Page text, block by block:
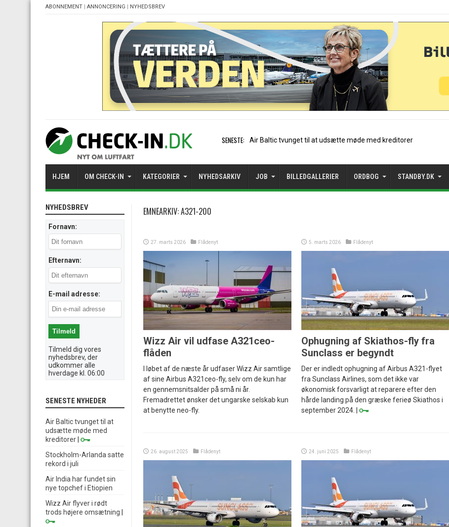
ABONNEMENT | ANNONCERING | NYHEDSBREV
SENESTE: Stockholm-Arlanda satte rekord i jul
HJEM OM CHECK-IN KATEGORIER NYHEDSARKIV JOB BILLEDGALLERIER ORDBOG STANDBY.DK
EMNEARKIV:A321-200
27. marts 2026 Flådenyt
Wizz Air vil udfase A321ceo-
flåden
I løbet af de næste år udfaser Wizz Air samtlige
af sine Airbus A321ceo-fly, selv om de kun har
en gennemsnitsalder på små ni år.
Fremadrettet ønsker det ungarske selskab kun
at benytte neo-fly.
5. marts 2026 Flådenyt
Ophugning af Skiathos-fly fra
Sunclass er begyndt
Der er indledt ophugning af Airbus A321-flyet
fra Sunclass Airlines, som det ikke var
økonomisk forsvarligt at reparere efter den
hårde landing på den græske ferieø Skiathos i
september 2024. |
26. august 2025 Flådenyt 24. juni 2025 Flådenyt
NYHEDSBREV
Fornavn:
Efternavn:
E-mail adresse:
Tilmeld dig vores
nyhedsbrev, der
udkommer alle
hverdage kl. 06:00
SENESTE NYHEDER
Air Baltic tvunget til at
udsætte møde med
kreditorer
Stockholm-Arlanda satte
rekord i juli
Air India har fundet sin
nye topchef i Etiopien
Wizz Air flyver i rødt
trods højere omsætning